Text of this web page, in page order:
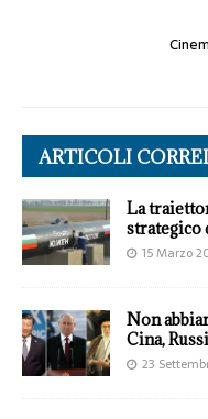
ARTICOLI
La
strategico
15 Marzo
Non
Cina,
23